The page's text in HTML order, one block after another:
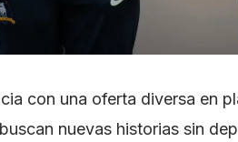
con una oferta diversa en
nuevas historias sin